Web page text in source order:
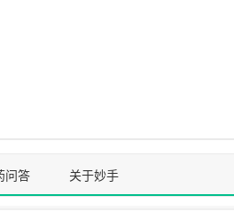
问答 关于妙手